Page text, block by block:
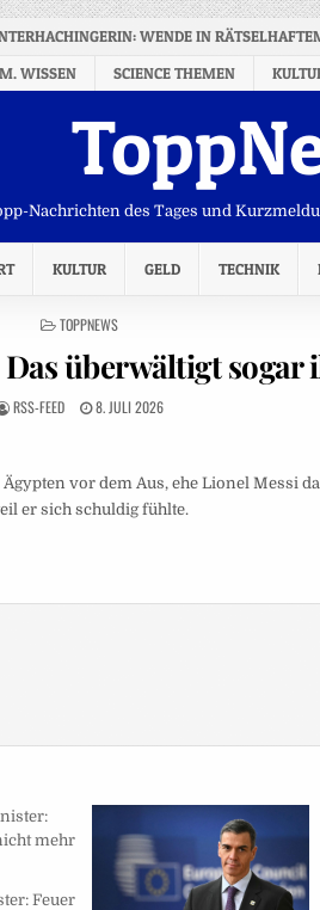
WENDE IN
WISSEN SCIENCE THEMEN
Nachrichten des Tages und
KULTUR GELD TECHNIK
POSTED
TOPPNEWS
überwältigt sogar
RSS-FEED 8. JULI 2026
vor dem Aus, ehe Lionel Messi
er sich schuldig fühlte.
Feuer